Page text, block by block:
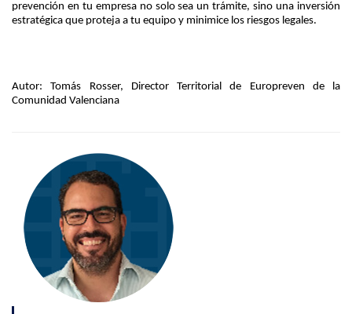
prevención en tu empresa no solo sea un trámite, sino una inversión
estratégica que proteja a tu equipo y minimice los riesgos legales.
Autor: Tomás Rosser, Director Territorial de Europreven de la
Comunidad Valenciana